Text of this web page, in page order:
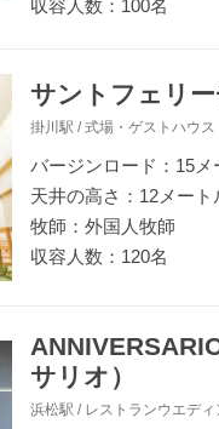
収容人数：100名
サントフェリー
掛川駅 / 式場・ゲストハウス
バージンロード：15メ
天井の高さ：12メート
牧師：外国人牧師
収容人数：120名
サリオ）
浜松駅 / レストランウエディ